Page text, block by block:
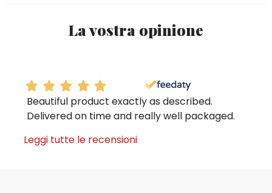
La vostra opinione
Beautiful product exactly as described.
Delivered on time and really well packaged.
Leggi tutte le recensioni